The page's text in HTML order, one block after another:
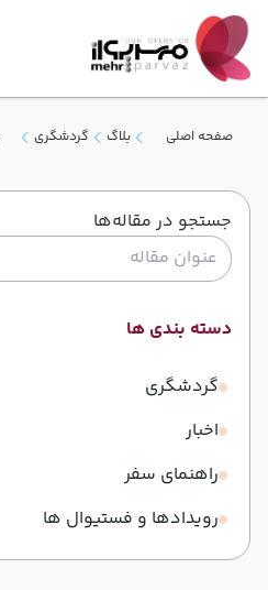
صفحه اصلی بلاگ گردشگری
جستجو در مقاله‌ها
دسته بندی ها
گردشگری
اخبار
راهنمای سفر
رویدادها و فستیوال ها